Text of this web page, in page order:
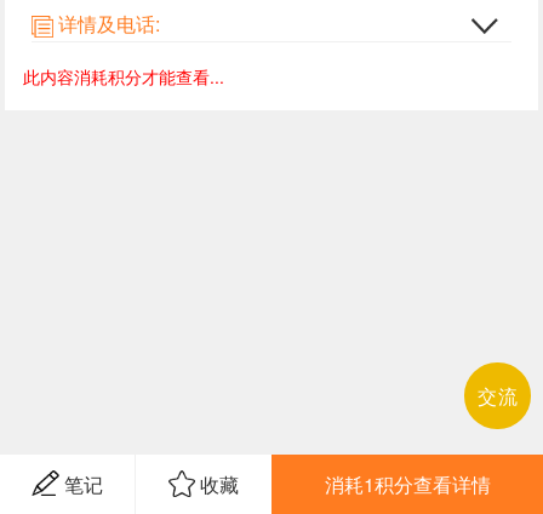
交流
详情及电话:
此内容消耗积分才能查看...
笔记 收藏 消耗1积分查看详情